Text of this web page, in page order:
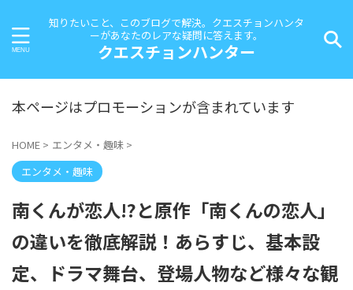
知りたいこと、このブログで解決。クエスチョンハンタ
ーがあなたのレアな疑問に答えます。
クエスチョンハンター
本ページはプロモーションが含まれています
HOME > エンタメ・趣味 >
エンタメ・趣味
南くんが恋人!?と原作「南くんの恋人」
の違いを徹底解説！あらすじ、基本設
定、ドラマ舞台、登場人物など様々な観